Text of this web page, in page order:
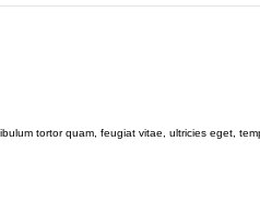
tortor quam, feugiat vitae, ultricies eget,